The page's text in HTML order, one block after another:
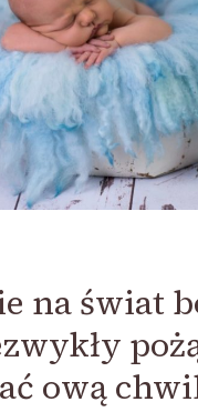
na świat
ową